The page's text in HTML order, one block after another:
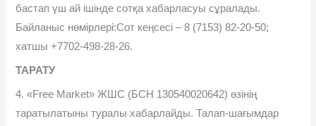
бастап үш ай ішінде сотқа хабарласуы сұралады.
Байланыс нөмірлері:Сот кеңсесі – 8 (7153) 82-20-50;
хатшы +7702-498-28-26.
ТАРАТУ
4. «Free Market» ЖШС (БСН 130540020642) өзінің
таратылатыны туралы хабарлайды. Талап-шағымдар